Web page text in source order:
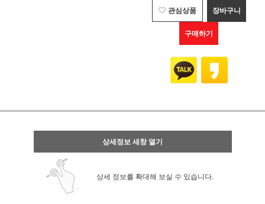
관심상품 장바구니
구매하기
상세정보 새창 열기
상세 정보를 확대해 보실 수 있습니다.